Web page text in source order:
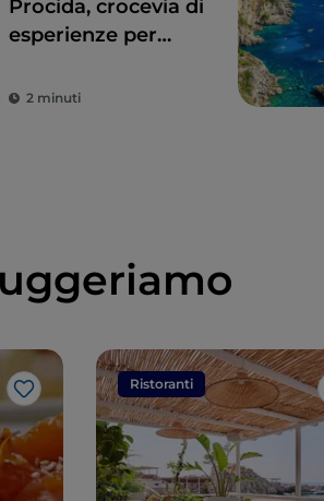
Procida, crocevia di
esperienze per
2 minuti
Like
Ristoranti